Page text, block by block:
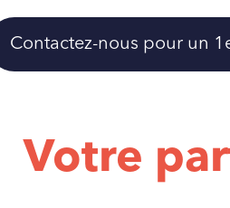
Contactez-nous pour un
Votre